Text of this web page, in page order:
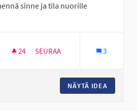
sinne ja tila nuorille
mukaan: Itäinen Seinäjoki
24 24 SEURAAJAA
SEURAA 3
NÄYTÄ IDEA